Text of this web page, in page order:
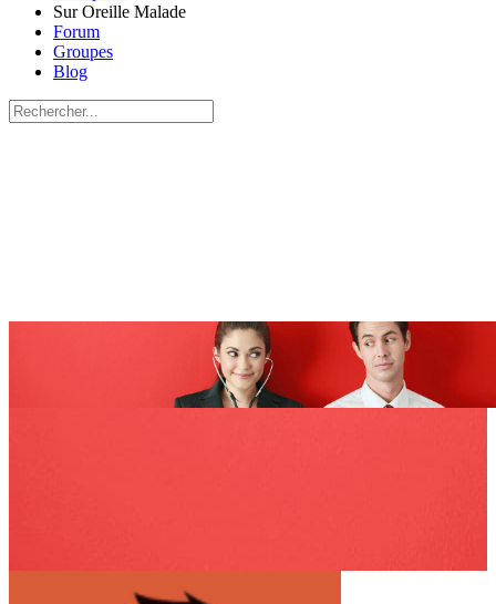
Sur Oreille Malade
Forum
Groupes
Blog
Recherche
pour: